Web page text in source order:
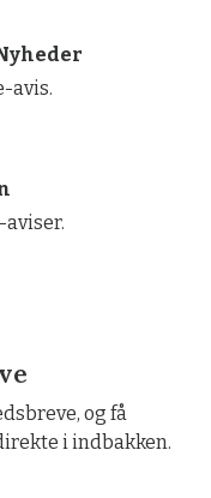
avis.
og få
i indbakken.